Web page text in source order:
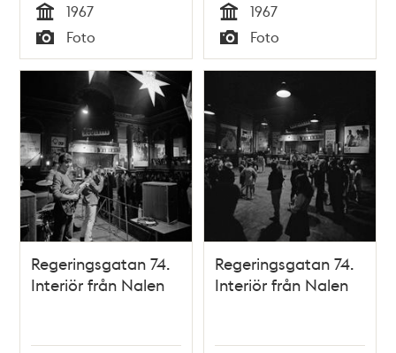
Tid
1967
Typ
Foto Tid
1967
Typ
Foto
Regeringsgatan 74.
Interiör från Nalen
Regeringsgatan 74.
Interiör från Nalen